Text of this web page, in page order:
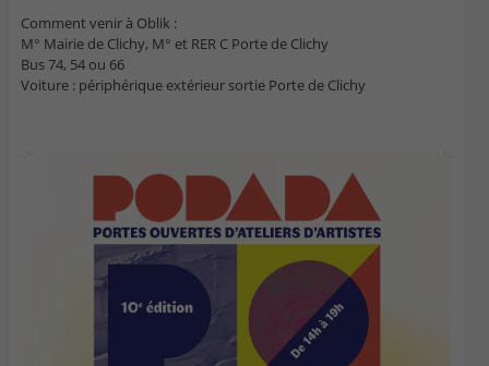
Comment venir à Oblik :
M° Mairie de Clichy, M° et RER C Porte de Clichy
Bus 74, 54 ou 66
Voiture : périphérique extérieur sortie Porte de Clichy